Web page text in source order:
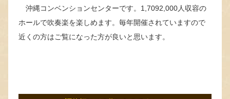
沖縄コンベンションセンターです。1,7092,000人収容の
ホールで吹奏楽を楽しめます。毎年開催されていますので
近くの方はご覧になった方が良いと思います。